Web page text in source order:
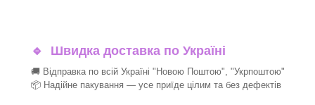
🔹 Швидка доставка по Україні
🚚 Відправка по всій Україні "Новою Поштою", "Укрпоштою"
📦 Надійне пакування — усе приїде цілим та без дефектів